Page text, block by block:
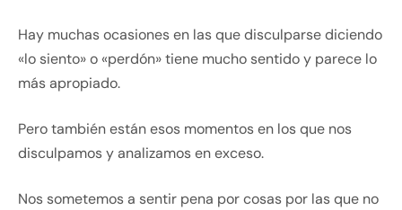
Hay muchas ocasiones en las que disculparse diciendo
«lo siento» o «perdón» tiene mucho sentido y parece lo
más apropiado.
Pero también están esos momentos en los que nos
disculpamos y analizamos en exceso.
Nos sometemos a sentir pena por cosas por las que no